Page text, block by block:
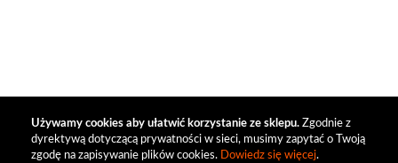
Używamy cookies aby ułatwić korzystanie ze sklepu. Zgodnie z
dyrektywą dotyczącą prywatności w sieci, musimy zapytać o Twoją
zgodę na zapisywanie plików cookies. Dowiedz się więcej.